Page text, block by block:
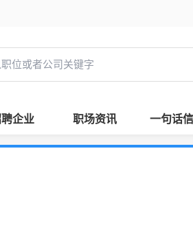
企业 职场资讯 一句话